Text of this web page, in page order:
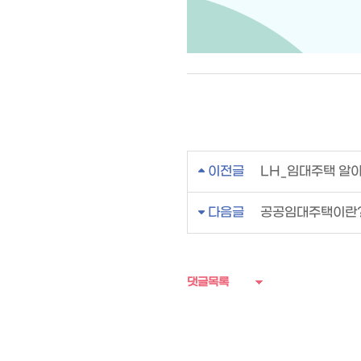
이전글 LH_임대주택 알아
다음글 공공임대주택이란
댓글목록